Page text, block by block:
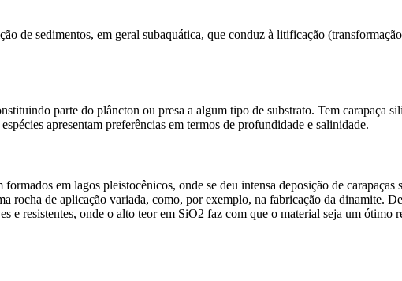
de sedimentos, em geral subaquática, que conduz à litificação
parte do plâncton ou presa a algum tipo de substrato. Tem carapaça
apresentam preferências em termos de profundidade e salinidade.
em lagos pleistocênicos, onde se deu intensa deposição de carapaças
rocha de aplicação variada, como, por exemplo, na fabricação da dinamite.
e resistentes, onde o alto teor em SiO2 faz com que o material seja um ótimo